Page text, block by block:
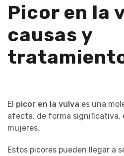
Picor en la
causas y
El picor en la vulva es una
afecta, de forma significativa,
mujeres.
Estos picores pueden llegar a